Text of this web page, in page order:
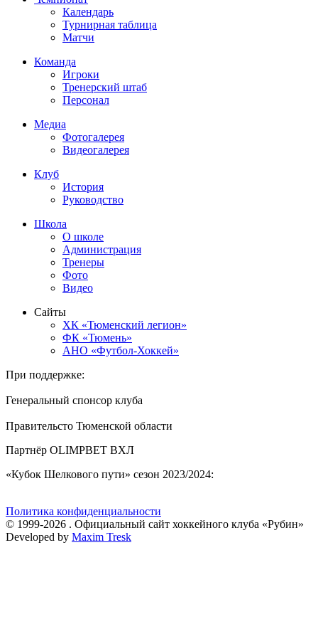
Календарь
Турнирная таблица
Матчи
Команда
Игроки
Тренерский штаб
Персонал
Медиа
Фотогалерея
Видеогалерея
Клуб
История
Руководство
Школа
О школе
Администрация
Тренеры
Фото
Видео
Сайты
ХК «Тюменский легион»
ФК «Тюмень»
АНО «Футбол-Хоккей»
При поддержке:
Генеральный спонсор клуба
Правительсто Тюменской области
Партнёр OLIMPBET ВХЛ
«Кубок Шелкового пути» сезон 2023/2024:
Политика конфиденциальности
© 1999-2026 . Официальный сайт хоккейного клуба «Рубин»
Developed by Maxim Tresk